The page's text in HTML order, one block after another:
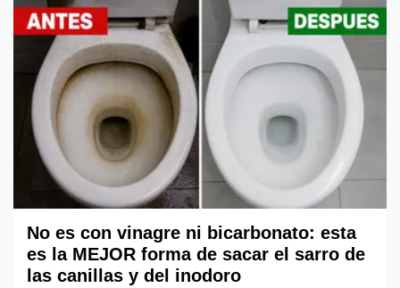
No es con vinagre ni bicarbonato: esta
es la MEJOR forma de sacar el sarro de
las canillas y del inodoro